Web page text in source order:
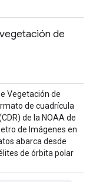
de
Vegetación de
de cuadrícula
de la NOAA de
de Imágenes en
abarca desde
de órbita polar